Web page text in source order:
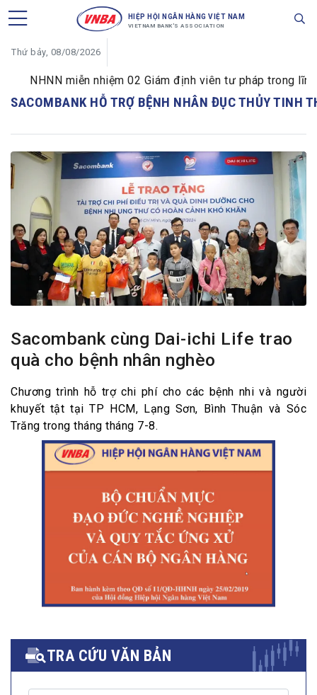
HIỆP HỘI NGÂN HÀNG VIỆT NAM
VIETNAM BANK'S ASSOCIATION
Thứ bảy, 08/08/2026
NHNN miễn nhiệm 02 Giám định viên tư pháp trong lĩnh
SACOMBANK HỖ TRỢ BỆNH NHÂN ĐỤC THỦY TINH
Sacombank cùng Dai-ichi Life trao
quà cho bệnh nhân nghèo
Chương trình hỗ trợ chi phí cho các bệnh nhi và người
khuyết tật tại TP HCM, Lạng Sơn, Bình Thuận và Sóc
Trăng trong tháng tháng 7-8.
TRA CỨU VĂN BẢN